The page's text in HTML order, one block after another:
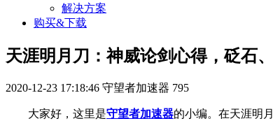
解决方案
购买&下载
天涯明月刀：神威论剑心得，砭石
2020-12-23 17:18:46 守望者加速器 795
大家好，这里是守望者加速器的小编。 在天涯明